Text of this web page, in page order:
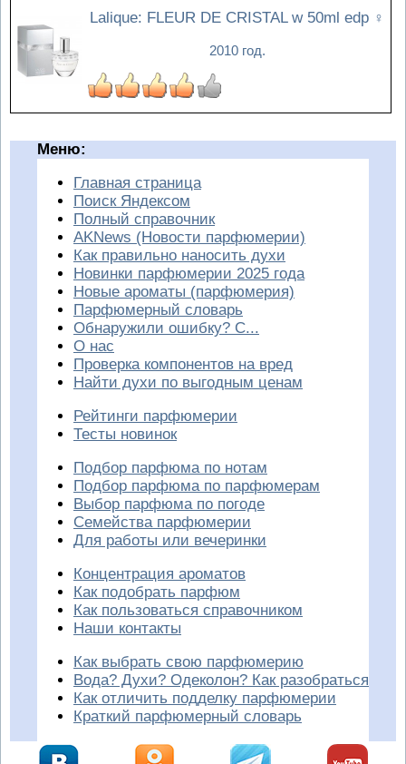
Lalique: FLEUR DE CRISTAL w 50ml edp ♀
2010 год.
Меню:
Главная страница
Поиск Яндексом
Полный справочник
AKNews (Новости парфюмерии)
Как правильно наносить духи
Новинки парфюмерии 2025 года
Новые ароматы (парфюмерия)
Парфюмерный словарь
Обнаружили ошибку? С...
О нас
Проверка компонентов на вред
Найти духи по выгодным ценам
Рейтинги парфюмерии
Тесты новинок
Подбор парфюма по нотам
Подбор парфюма по парфюмерам
Выбор парфюма по погоде
Семейства парфюмерии
Для работы или вечеринки
Концентрация ароматов
Как подобрать парфюм
Как пользоваться справочником
Наши контакты
Как выбрать свою парфюмерию
Вода? Духи? Одеколон? Как разобраться
Как отличить подделку парфюмерии
Краткий парфюмерный словарь